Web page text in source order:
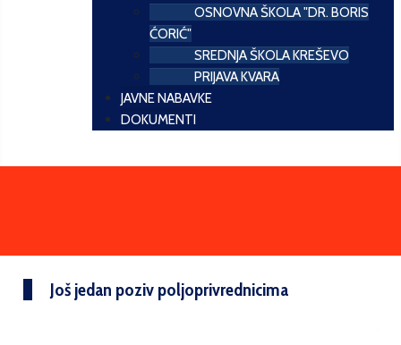
OSNOVNA ŠKOLA "DR. BORIS
ĆORIĆ"
SREDNJA ŠKOLA KREŠEVO
PRIJAVA KVARA
JAVNE NABAVKE
DOKUMENTI
Još jedan poziv poljoprivrednicima